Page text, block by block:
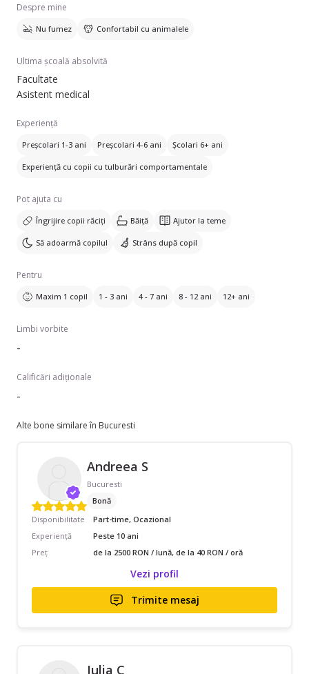
Despre mine
Nu fumez Confortabil cu animalele
Ultima școală absolvită
Facultate
Asistent medical
Experiență
Preșcolari 1-3 ani Preșcolari 4-6 ani Școlari 6+ ani
Experiență cu copii cu tulburări comportamentale
Pot ajuta cu
Îngrijire copii răciți Băiță Ajutor la teme
Să adoarmă copilul Strâns după copil
Pentru
Maxim 1 copil 1 - 3 ani 4 - 7 ani 8 - 12 ani 12+ ani
Limbi vorbite
-
Calificări adiționale
-
Alte bone similare în Bucuresti
Andreea S
Bucuresti
Bonă
Disponibilitate
Part-time, Ocazional
Experiență
Peste 10 ani
Preț
de la 2500 RON / lună, de la 40 RON / oră
Vezi profil
Trimite mesaj
Iulia C